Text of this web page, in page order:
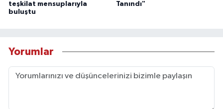
teşkilat mensuplarıyla
buluştu
Tanındı"
Yorumlar